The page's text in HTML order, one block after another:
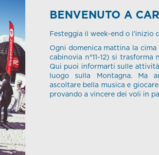
BENVENUTO A
Festeggia il week-end o
Ogni domenica mattina la
cabinovia n°11-12) si
Qui puoi informarti sulle
luogo sulla Montagna. Ma
ascoltare bella musica e
provando a vincere dei voli in